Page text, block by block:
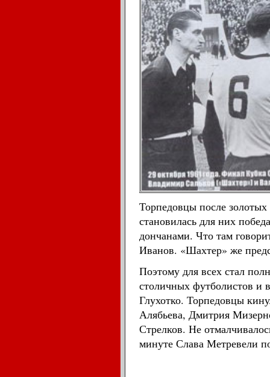
Торпедовцы после
становилась для них
дончанами. Что там
Иванов. «Шахтер» же
Поэтому для всех стал
столичных футболистов и
Глухотко. Торпедовцы
Алябьева, Дмитрия
Стрелков. Не
минуте Слава Метревели